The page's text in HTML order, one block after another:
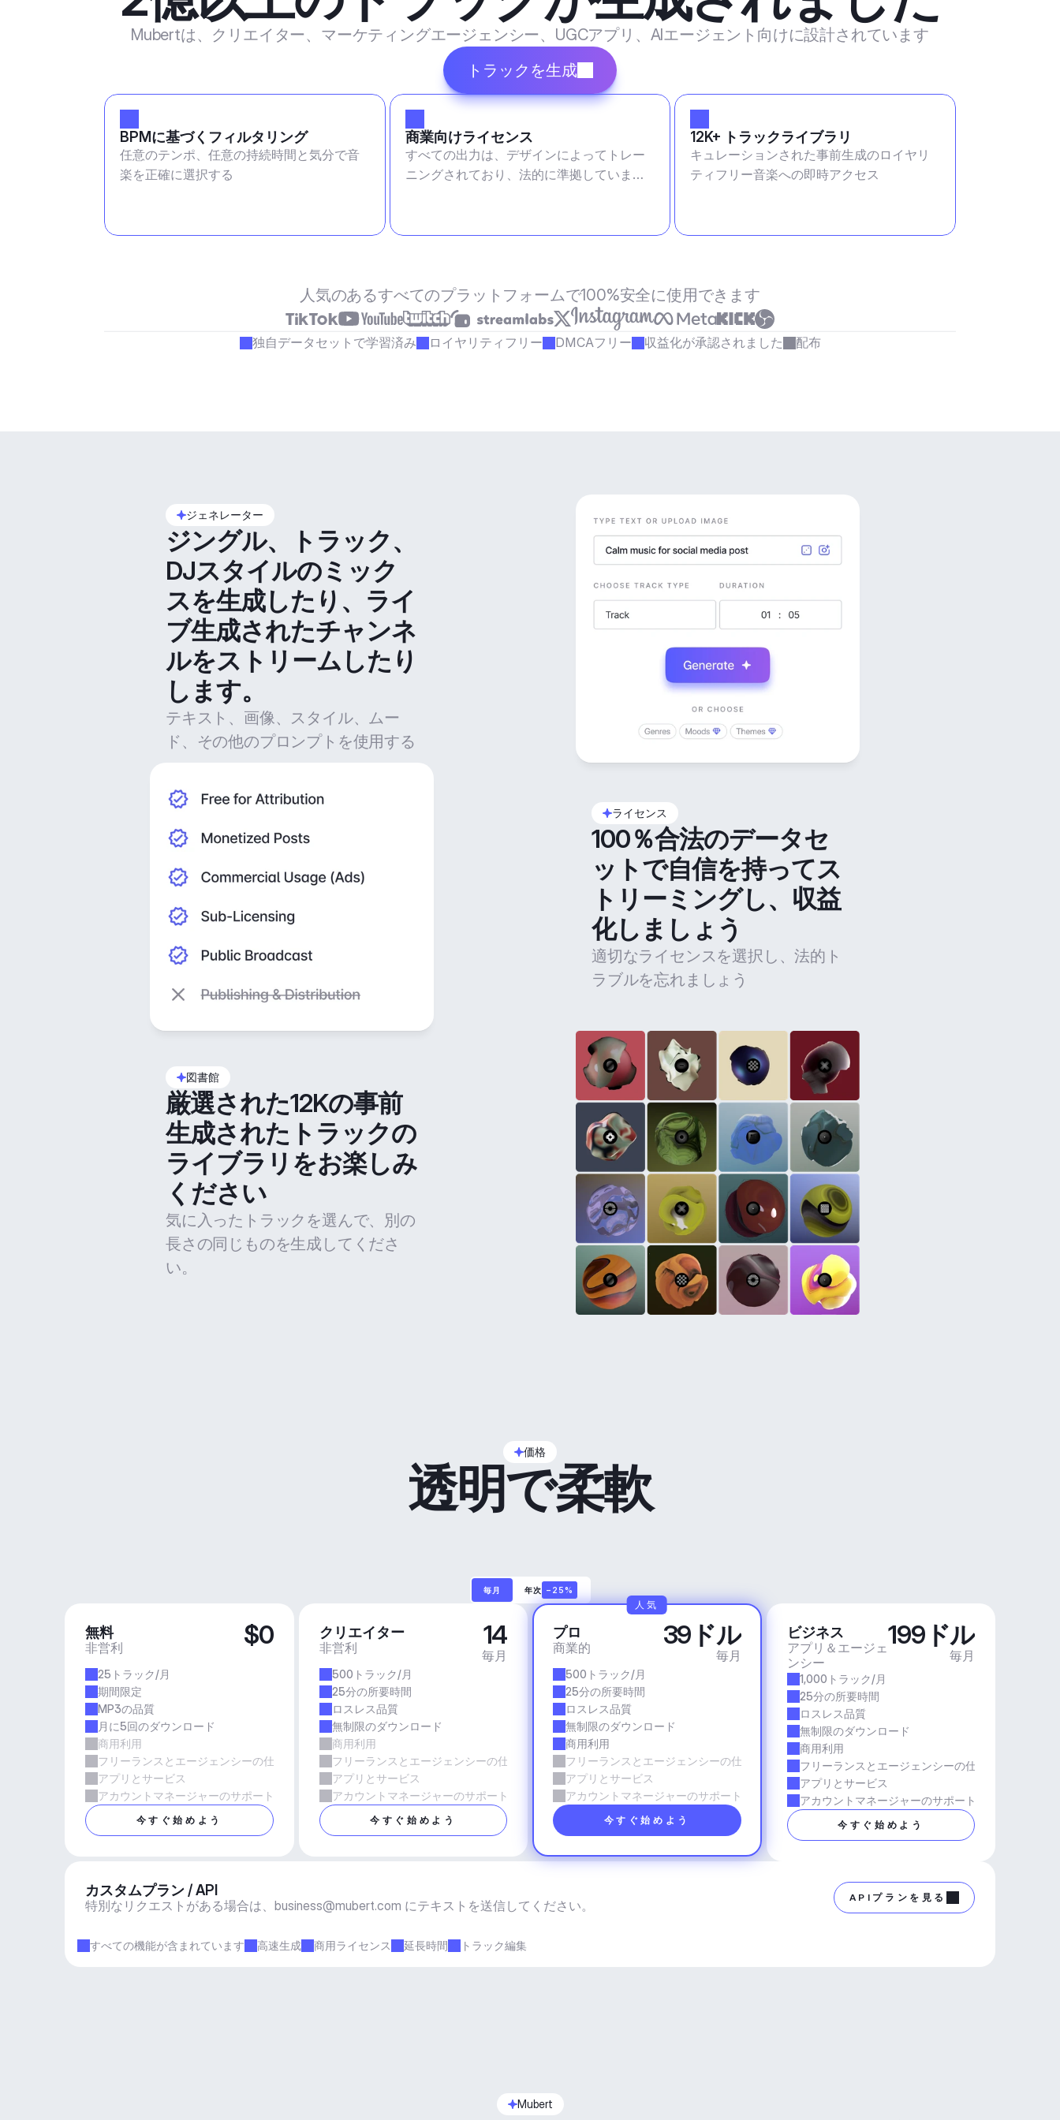
Mubertは、クリエイター、マーケティングエージェンシー、UGCアプリ、AIエージェント向けに設計されています
トラックを生成
BPMに基づくフィルタリング
任意のテンポ、任意の持続時間と気分で音
楽を正確に選択する
商業向けライセンス
すべての出力は、デザインによってトレー
ニングされており、法的に準拠していま
12K+ トラックライブラリ
キュレーションされた事前生成のロイヤリ
ティフリー音楽への即時アクセス
人気のあるすべてのプラットフォームで100%安全に使用できます
独自データセットで学習済み ロイヤリティフリー DMCAフリー 収益化が承認されました 配布
ジェネレーター
ジングル、トラック、
DJスタイルのミック
スを生成したり、ライ
ブ生成されたチャンネ
ルをストリームしたり
します。
テキスト、画像、スタイル、ムー
ド、その他のプロンプトを使用する
ライセンス
100％合法のデータセ
ットで自信を持ってス
トリーミングし、収益
化しましょう
適切なライセンスを選択し、法的ト
ラブルを忘れましょう
図書館
厳選された12Kの事前
生成されたトラックの
ライブラリをお楽しみ
ください
気に入ったトラックを選んで、別の
長さの同じものを生成してくださ
い。
価格
透明で柔軟
毎月 年次 −25%
無料
非営利 $0
25トラック/月
期間限定
MP3の品質
月に5回のダウンロード
商用利用
フリーランスとエージェンシーの仕事
アプリとサービス
アカウントマネージャーのサポート
今すぐ始めよう
クリエイター
非営利 14
毎月
500トラック/月
25分の所要時間
ロスレス品質
無制限のダウンロード
商用利用
フリーランスとエージェンシーの仕事
アプリとサービス
アカウントマネージャーのサポート
今すぐ始めよう
プロ
商業的 39ドル
毎月
500トラック/月
25分の所要時間
ロスレス品質
無制限のダウンロード
商用利用
フリーランスとエージェンシーの仕事
アプリとサービス
アカウントマネージャーのサポート
今すぐ始めよう
人気
ビジネス
アプリ＆エージェ
ンシー
199ドル
毎月
1,000トラック/月
25分の所要時間
ロスレス品質
無制限のダウンロード
商用利用
フリーランスとエージェンシーの仕事
アプリとサービス
アカウントマネージャーのサポート
今すぐ始めよう
カスタムプラン / API
特別なリクエストがある場合は、 business@mubert.com にテキストを送信してください。
APIプランを見る
すべての機能が含まれています 高速生成 商用ライセンス 延長時間 トラック編集
Mubert